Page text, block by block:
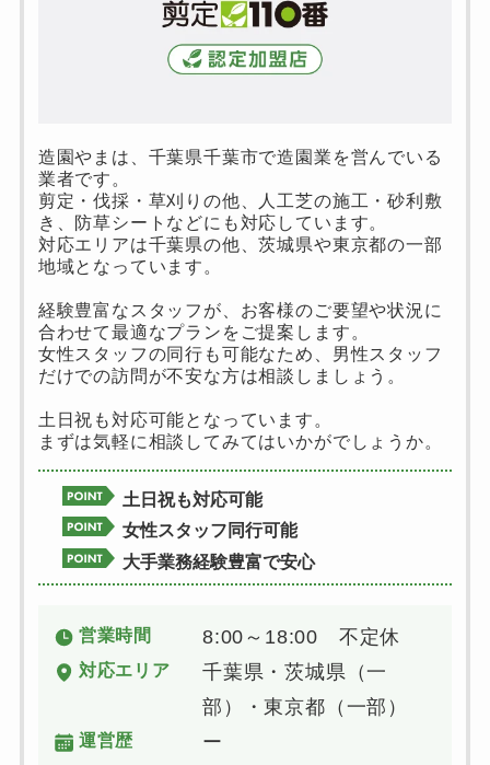
造園やまは、千葉県千葉市で造園業を営んでいる
業者です。
剪定・伐採・草刈りの他、人工芝の施工・砂利敷
き、防草シートなどにも対応しています。
対応エリアは千葉県の他、茨城県や東京都の一部
地域となっています。
経験豊富なスタッフが、お客様のご要望や状況に
合わせて最適なプランをご提案します。
女性スタッフの同行も可能なため、男性スタッフ
だけでの訪問が不安な方は相談しましょう。
土日祝も対応可能となっています。
まずは気軽に相談してみてはいかがでしょうか。
土日祝も対応可能
女性スタッフ同行可能
大手業務経験豊富で安心
営業時間 8:00～18:00 不定休
対応エリア
千葉県・茨城県（一
部）・東京都（一部）
運営歴 ー